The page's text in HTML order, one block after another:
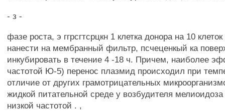
- з -
фазе роста, э ггрсгтсрцкн 1 клетка донора на 10
нанести на мембранный фильтр, псчеценкый ка
инкубировать в течение 4 -18 ч. Причем, наиболее
частотой Ю-5) перенос плазмид происходил при
отличие от других грамотрицательных
жидкой питательной среде у возбудителя
низкой частотой . ,